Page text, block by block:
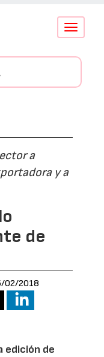
Conmutar
a
y a
de
02/2018
edición de